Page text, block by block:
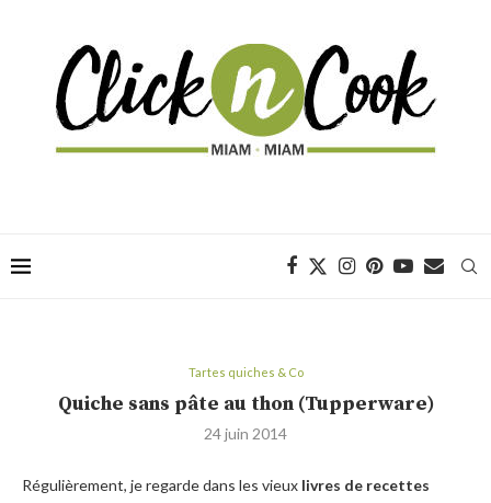
Tartes quiches & Co
Quiche sans pâte au thon (Tupperware)
24 juin 2014
Régulièrement, je regarde dans les vieux livres de recettes